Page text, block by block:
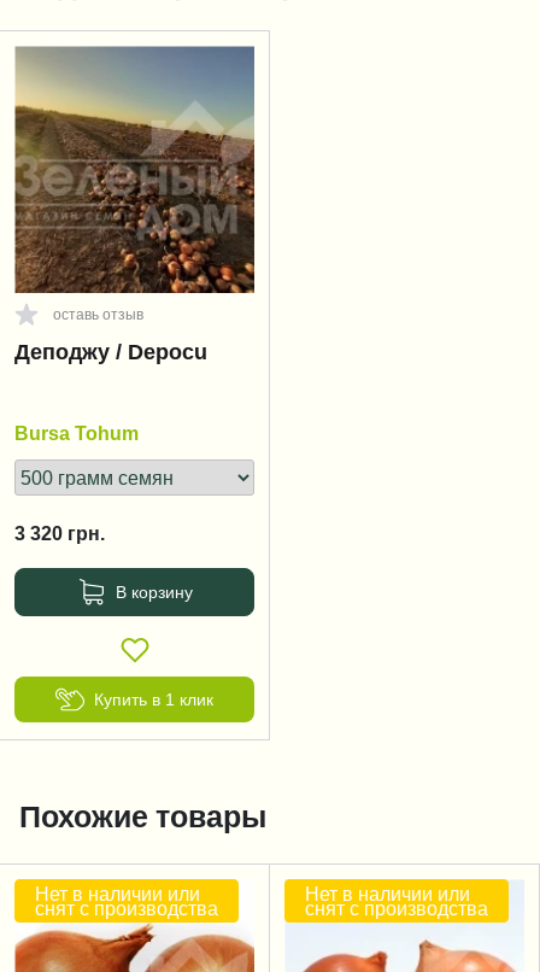
оставь отзыв
Деподжу / Depocu
Bursa Tohum
3 320 грн.
В корзину
Купить в 1 клик
Похожие товары
Нет в наличии или
снят с производства
Нет в наличии или
снят с производства